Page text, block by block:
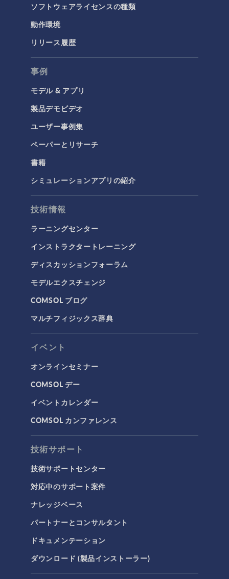
ソフトウェアライセンスの種類
動作環境
リリース履歴
事例
モデル & アプリ
製品デモビデオ
ユーザー事例集
ペーパーとリサーチ
書籍
シミュレーションアプリの紹介
技術情報
ラーニングセンター
インストラクタートレーニング
ディスカッションフォーラム
モデルエクスチェンジ
COMSOL ブログ
マルチフィジックス辞典
イベント
オンラインセミナー
COMSOL デー
イベントカレンダー
COMSOL カンファレンス
技術サポート
技術サポートセンター
対応中のサポート案件
ナレッジベース
パートナーとコンサルタント
ドキュメンテーション
ダウンロード (製品インストーラー)